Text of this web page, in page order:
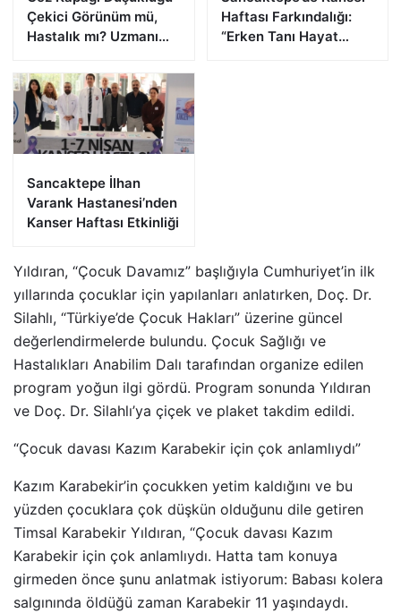
Çekici Görünüm mü,
Hastalık mı? Uzmanı
Haftası Farkındalığı:
“Erken Tanı Hayat
Sancaktepe İlhan
Varank Hastanesi’nden
Kanser Haftası Etkinliği
Yıldıran, “Çocuk Davamız” başlığıyla Cumhuriyet’in ilk
yıllarında çocuklar için yapılanları anlatırken, Doç. Dr.
Silahlı, “Türkiye’de Çocuk Hakları” üzerine güncel
değerlendirmelerde bulundu. Çocuk Sağlığı ve
Hastalıkları Anabilim Dalı tarafından organize edilen
program yoğun ilgi gördü. Program sonunda Yıldıran
ve Doç. Dr. Silahlı’ya çiçek ve plaket takdim edildi.
“Çocuk davası Kazım Karabekir için çok anlamlıydı”
Kazım Karabekir’in çocukken yetim kaldığını ve bu
yüzden çocuklara çok düşkün olduğunu dile getiren
Timsal Karabekir Yıldıran, “Çocuk davası Kazım
Karabekir için çok anlamlıydı. Hatta tam konuya
girmeden önce şunu anlatmak istiyorum: Babası kolera
salgınında öldüğü zaman Karabekir 11 yaşındaydı.